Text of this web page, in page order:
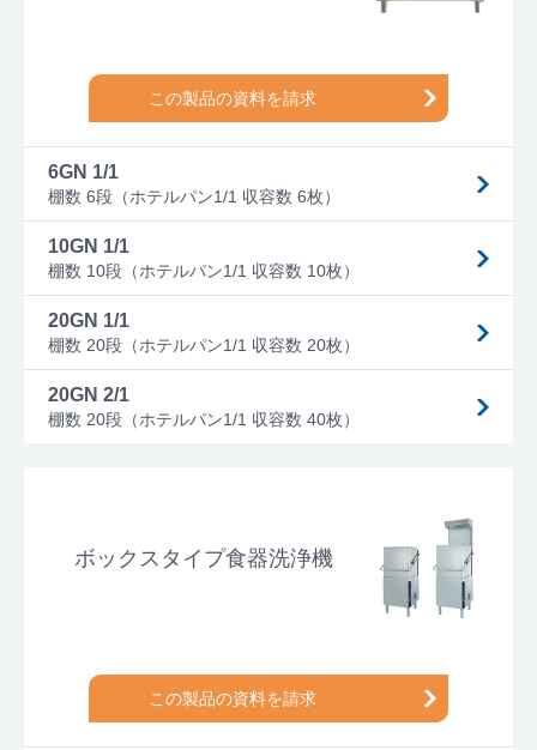
この製品の資料を請求
6GN 1/1
棚数 6段（ホテルパン1/1 収容数 6枚）
10GN 1/1
棚数 10段（ホテルパン1/1 収容数 10枚）
20GN 1/1
棚数 20段（ホテルパン1/1 収容数 20枚）
20GN 2/1
棚数 20段（ホテルパン1/1 収容数 40枚）
ボックスタイプ食器洗浄機
この製品の資料を請求